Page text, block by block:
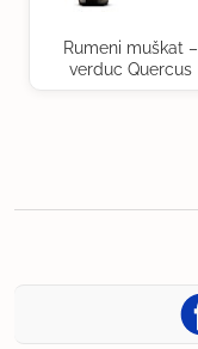
Rumeni muškat –
verduc Quercus